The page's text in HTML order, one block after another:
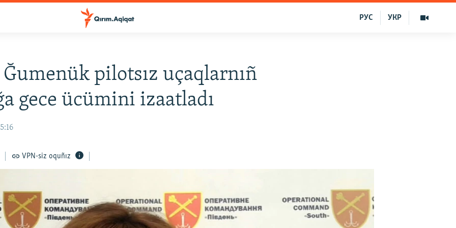
УКР
РУС
pilotsız uçaqlarnıñ
gece ücümini izaatladı
VPN-siz oquñız